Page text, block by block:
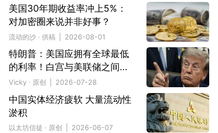
美国30年期收益率冲上5%：
对加密圈来说并非好事？
流动的沙 · 供稿 | 2026-08-01
特朗普：美国应拥有全球最低
的利率！白宫与美联储之间的
裂痕
Vicky · 原创 | 2026-07-28
中国实体经济疲软 大量流动性
淤积
以太坊信徒 · 原创 | 2026-06-07